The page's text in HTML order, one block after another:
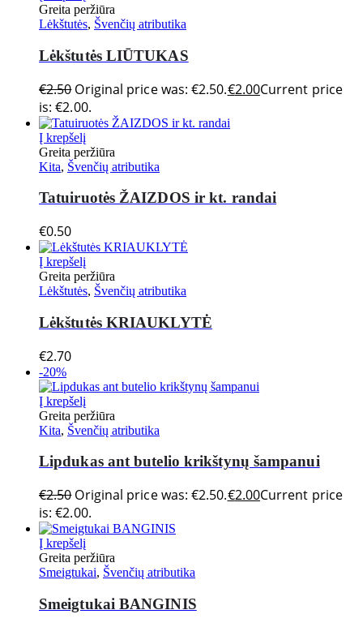
Greita peržiūra
Lėkštutės, Švenčių atributika
Lėkštutės LIŪTUKAS
€2.50 Original price was: €2.50.€2.00Current price
is: €2.00.
Į krepšelį
Greita peržiūra
Kita, Švenčių atributika
Tatuiruotės ŽAIZDOS ir kt. randai
€0.50
Į krepšelį
Greita peržiūra
Lėkštutės, Švenčių atributika
Lėkštutės KRIAUKLYTĖ
€2.70
-20%
Į krepšelį
Greita peržiūra
Kita, Švenčių atributika
Lipdukas ant butelio krikštynų šampanui
€2.50 Original price was: €2.50.€2.00Current price
is: €2.00.
Į krepšelį
Greita peržiūra
Smeigtukai, Švenčių atributika
Smeigtukai BANGINIS